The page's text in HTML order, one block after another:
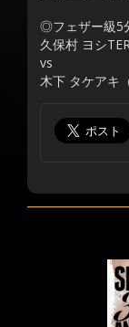
◎フェザー級5
久保村 ヨシ
vs
木下 タケアキ